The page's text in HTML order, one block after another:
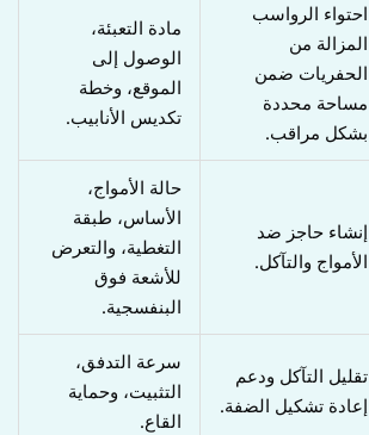
احتواء الرواسب
المزالة من
الحفريات ضمن
مساحة محددة
بشكل مراقب.
مادة التعبئة،
الوصول إلى
الموقع، وخطة
تكديس الأنابيب.
إنشاء حاجز ضد
الأمواج والتآكل.
حالة الأمواج،
الأساس، طبقة
التغطية، والتعرض
للأشعة فوق
البنفسجية.
تقليل التآكل ودعم
إعادة تشكيل الضفة.
سرعة التدفق،
التثبيت، وحماية
القاع.